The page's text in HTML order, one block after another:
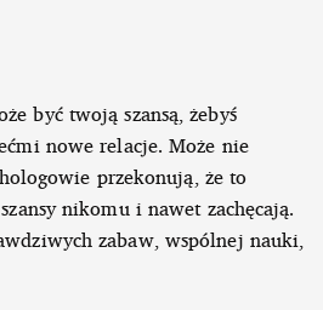
być twoją szansą, żebyś
nowe relacje. Może nie
przekonują, że to
nikomu i nawet zachęcają.
zabaw, wspólnej nauki,